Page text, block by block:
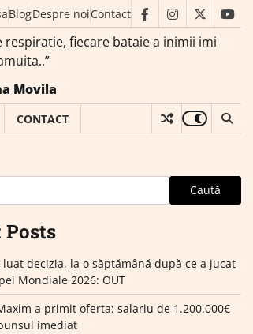
BlogDespre noiContact facebookinstagram
twitter
respiratie, fiecare bataie a inimii imi
Movila
CONTACT
Caută
Posts
luat decizia, la o săptămână după ce a jucat
Mondiale 2026: OUT
a primit oferta: salariu de 1.200.000€
imediat